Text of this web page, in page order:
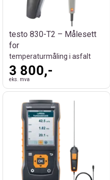
testo 830-T2 – Målesett
for
temperaturmåling i asfalt
3 800,-
eks. mva